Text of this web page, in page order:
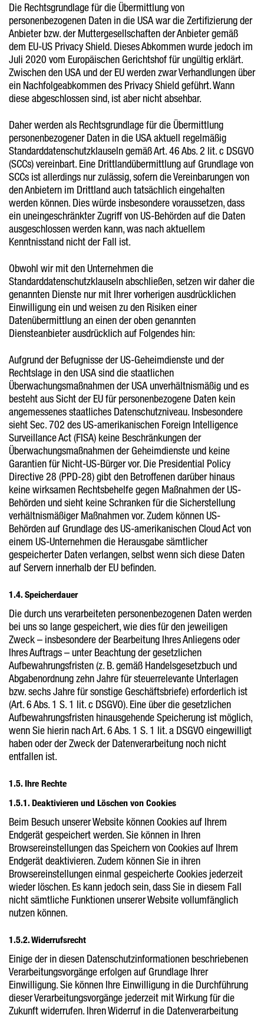
Die Rechtsgrundlage für die Übermittlung von
personenbezogenen Daten in die USA war die Zertifizierung der
Anbieter bzw. der Muttergesellschaften der Anbieter gemäß
dem EU-US Privacy Shield. Dieses Abkommen wurde jedoch im
Juli 2020 vom Europäischen Gerichtshof für ungültig erklärt.
Zwischen den USA und der EU werden zwar Verhandlungen über
ein Nachfolgeabkommen des Privacy Shield geführt. Wann
diese abgeschlossen sind, ist aber nicht absehbar.
Daher werden als Rechtsgrundlage für die Übermittlung
personenbezogener Daten in die USA aktuell regelmäßig
Standarddatenschutzklauseln gemäß Art. 46 Abs. 2 lit. c DSGVO
(SCCs) vereinbart. Eine Drittlandübermittlung auf Grundlage von
SCCs ist allerdings nur zulässig, sofern die Vereinbarungen von
den Anbietern im Drittland auch tatsächlich eingehalten
werden können. Dies würde insbesondere voraussetzen, dass
ein uneingeschränkter Zugriff von US-Behörden auf die Daten
ausgeschlossen werden kann, was nach aktuellem
Kenntnisstand nicht der Fall ist.
Obwohl wir mit den Unternehmen die
Standarddatenschutzklauseln abschließen, setzen wir daher die
genannten Dienste nur mit Ihrer vorherigen ausdrücklichen
Einwilligung ein und weisen zu den Risiken einer
Datenübermittlung an einen der oben genannten
Diensteanbieter ausdrücklich auf Folgendes hin:
Aufgrund der Befugnisse der US-Geheimdienste und der
Rechtslage in den USA sind die staatlichen
Überwachungsmaßnahmen der USA unverhältnismäßig und es
besteht aus Sicht der EU für personenbezogene Daten kein
angemessenes staatliches Datenschutzniveau. Insbesondere
sieht Sec. 702 des US-amerikanischen Foreign Intelligence
Surveillance Act (FISA) keine Beschränkungen der
Überwachungsmaßnahmen der Geheimdienste und keine
Garantien für Nicht-US-Bürger vor. Die Presidential Policy
Directive 28 (PPD-28) gibt den Betroffenen darüber hinaus
keine wirksamen Rechtsbehelfe gegen Maßnahmen der US-
Behörden und sieht keine Schranken für die Sicherstellung
verhältnismäßiger Maßnahmen vor. Zudem können US-
Behörden auf Grundlage des US-amerikanischen Cloud Act von
einem US-Unternehmen die Herausgabe sämtlicher
gespeicherter Daten verlangen, selbst wenn sich diese Daten
auf Servern innerhalb der EU befinden.
1.4. Speicherdauer
Die durch uns verarbeiteten personenbezogenen Daten werden
bei uns so lange gespeichert, wie dies für den jeweiligen
Zweck – insbesondere der Bearbeitung Ihres Anliegens oder
Ihres Auftrags – unter Beachtung der gesetzlichen
Aufbewahrungsfristen (z. B. gemäß Handelsgesetzbuch und
Abgabenordnung zehn Jahre für steuerrelevante Unterlagen
bzw. sechs Jahre für sonstige Geschäftsbriefe) erforderlich ist
(Art. 6 Abs. 1 S. 1 lit. c DSGVO). Eine über die gesetzlichen
Aufbewahrungsfristen hinausgehende Speicherung ist möglich,
wenn Sie hierin nach Art. 6 Abs. 1 S. 1 lit. a DSGVO eingewilligt
haben oder der Zweck der Datenverarbeitung noch nicht
entfallen ist.
1.5. Ihre Rechte
1.5.1. Deaktivieren und Löschen von Cookies
Beim Besuch unserer Website können Cookies auf Ihrem
Endgerät gespeichert werden. Sie können in Ihren
Browsereinstellungen das Speichern von Cookies auf Ihrem
Endgerät deaktivieren. Zudem können Sie in ihren
Browsereinstellungen einmal gespeicherte Cookies jederzeit
wieder löschen. Es kann jedoch sein, dass Sie in diesem Fall
nicht sämtliche Funktionen unserer Website vollumfänglich
nutzen können.
1.5.2. Widerrufsrecht
Einige der in diesen Datenschutzinformationen beschriebenen
Verarbeitungsvorgänge erfolgen auf Grundlage Ihrer
Einwilligung. Sie können Ihre Einwilligung in die Durchführung
dieser Verarbeitungsvorgänge jederzeit mit Wirkung für die
Zukunft widerrufen. Ihren Widerruf in die Datenverarbeitung